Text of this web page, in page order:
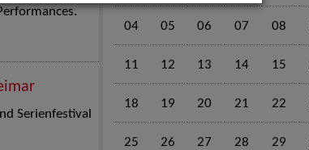
Serienfestival
04 05 06 07 08
11 12 13 14 15
18 19 20 21 22
25 26 27 28 29